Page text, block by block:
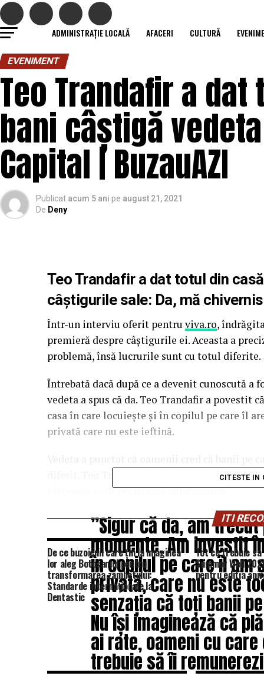
ADMINISTRAȚIE LOCALĂ AFACERI CULTURĂ
EVENIMENT
Teo Trandafir a
bani câștigă
Capital | BuzauAZI
Publicat acum 5 ani pe august 21, 2021
De Deny
Teo Trandafir a dat totul din
câștigurile sale: Da, mă
Într-un interviu oferit pentru viva.ro,
premieră despre câștigurile ei. Aceasta a
problemă, însă lucrurile sunt cu totul diferite.
Întrebată dacă după ce a devenit cunoscută a
vedeta a spus că da. Teo Trandafir a
casa în care locuiește și în copilul pe care îl
privată care nu este ieftină.
diferit. Teo Trandafir a spus că plăteștetaxe
plătească și pe cei cu care colaborează.
”Sigur că da, am
momente. Am investit
în copilul pe care îl am
privată, care nu este
senzația că toți banii
Nu își imaginează că
ai rate, oameni cu
trebuie să îi
CITESTE IN
ITI
De ce buzoienii care țin la imaginea
lor aleg Botoșaniul pentru
transformarea zâmbetului:
Standarde internaționale la
Dentastic
Tot ce trebuie
Summer Well
pentru editia